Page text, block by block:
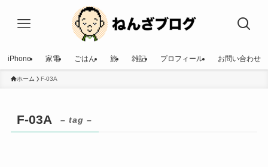
iPhone 家電 ごはん 旅 雑記 プロフィール お問い合わせ
ホーム F-03A
F-03A – tag –